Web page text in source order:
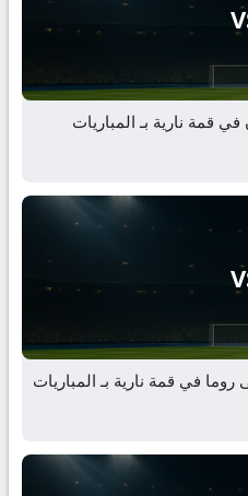
قمة نارية بـ المباريات
في قمة نارية بـ المباريات